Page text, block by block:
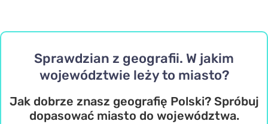
Sprawdzian z geografii. W jakim
województwie leży to miasto?
Jak dobrze znasz geografię Polski? Spróbuj
dopasować miasto do województwa.